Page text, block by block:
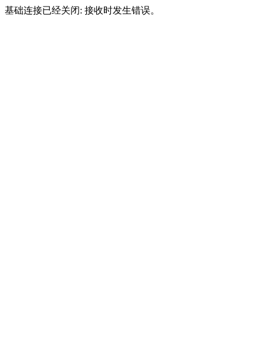
基础连接已经关闭: 接收时发生错误。